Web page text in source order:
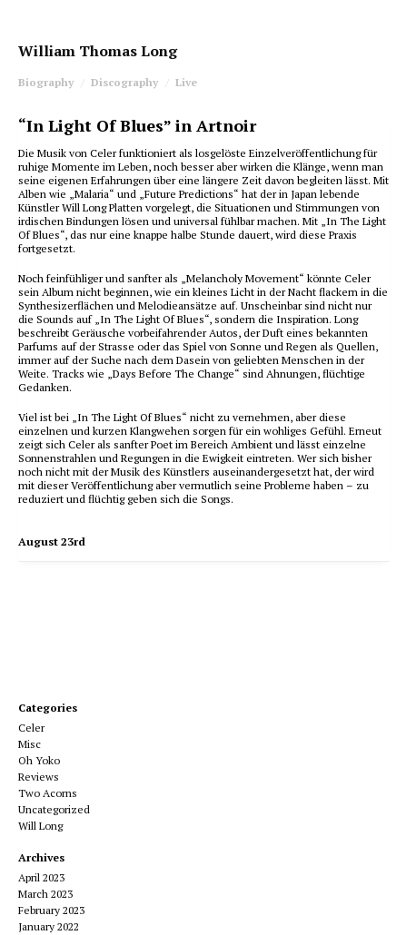
William Thomas Long
Biography Discography Live
“In Light Of Blues” in Artnoir
Die Musik von Celer funktioniert als losgelöste Einzelveröffentlichung für
ruhige Momente im Leben, noch besser aber wirken die Klänge, wenn man
seine eigenen Erfahrungen über eine längere Zeit davon begleiten lässt. Mit
Alben wie „Malaria“ und „Future Predictions“ hat der in Japan lebende
Künstler Will Long Platten vorgelegt, die Situationen und Stimmungen von
irdischen Bindungen lösen und universal fühlbar machen. Mit „In The Light
Of Blues“, das nur eine knappe halbe Stunde dauert, wird diese Praxis
fortgesetzt.
Noch feinfühliger und sanfter als „Melancholy Movement“ könnte Celer
sein Album nicht beginnen, wie ein kleines Licht in der Nacht flackern in die
Synthesizerflächen und Melodieansätze auf. Unscheinbar sind nicht nur
die Sounds auf „In The Light Of Blues“, sondern die Inspiration. Long
beschreibt Geräusche vorbeifahrender Autos, der Duft eines bekannten
Parfums auf der Strasse oder das Spiel von Sonne und Regen als Quellen,
immer auf der Suche nach dem Dasein von geliebten Menschen in der
Weite. Tracks wie „Days Before The Change“ sind Ahnungen, flüchtige
Gedanken.
Viel ist bei „In The Light Of Blues“ nicht zu vernehmen, aber diese
einzelnen und kurzen Klangwehen sorgen für ein wohliges Gefühl. Erneut
zeigt sich Celer als sanfter Poet im Bereich Ambient und lässt einzelne
Sonnenstrahlen und Regungen in die Ewigkeit eintreten. Wer sich bisher
noch nicht mit der Musik des Künstlers auseinandergesetzt hat, der wird
mit dieser Veröffentlichung aber vermutlich seine Probleme haben – zu
reduziert und flüchtig geben sich die Songs.
August 23rd
Categories
Celer
Misc
Oh Yoko
Reviews
Two Acorns
Uncategorized
Will Long
Archives
April 2023
March 2023
February 2023
January 2022